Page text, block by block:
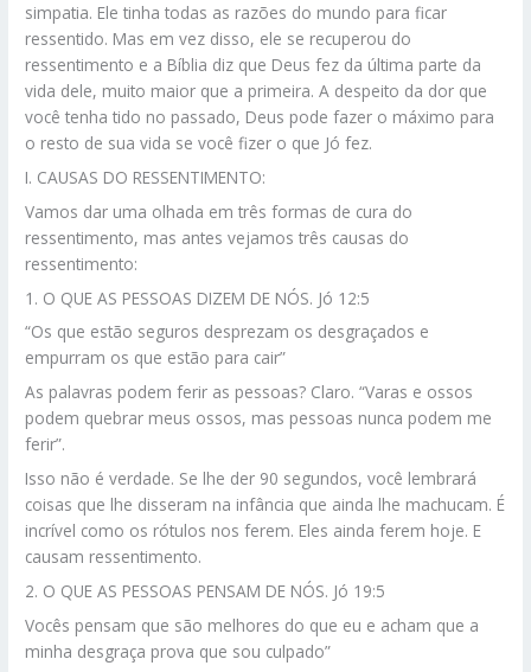
simpatia. Ele tinha todas as razões do mundo para ficar
ressentido. Mas em vez disso, ele se recuperou do
ressentimento e a Bíblia diz que Deus fez da última parte da
vida dele, muito maior que a primeira. A despeito da dor que
você tenha tido no passado, Deus pode fazer o máximo para
o resto de sua vida se você fizer o que Jó fez.
I. CAUSAS DO RESSENTIMENTO:
Vamos dar uma olhada em três formas de cura do
ressentimento, mas antes vejamos três causas do
ressentimento:
1. O QUE AS PESSOAS DIZEM DE NÓS. Jó 12:5
“Os que estão seguros desprezam os desgraçados e
empurram os que estão para cair”
As palavras podem ferir as pessoas? Claro. “Varas e ossos
podem quebrar meus ossos, mas pessoas nunca podem me
ferir”.
Isso não é verdade. Se lhe der 90 segundos, você lembrará
coisas que lhe disseram na infância que ainda lhe machucam. É
incrível como os rótulos nos ferem. Eles ainda ferem hoje. E
causam ressentimento.
2. O QUE AS PESSOAS PENSAM DE NÓS. Jó 19:5
Vocês pensam que são melhores do que eu e acham que a
minha desgraça prova que sou culpado”